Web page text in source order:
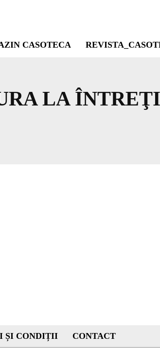
CASOTECA
LA
ȘI CONDIȚII CONTACT